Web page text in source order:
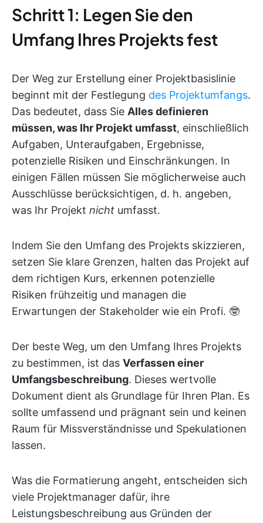
Schritt 1: Legen Sie den
Umfang Ihres Projekts fest
Der Weg zur Erstellung einer Projektbasislinie
beginnt mit der Festlegung des Projektumfangs.
Das bedeutet, dass Sie Alles definieren
müssen, was Ihr Projekt umfasst, einschließlich
Aufgaben, Unteraufgaben, Ergebnisse,
potenzielle Risiken und Einschränkungen. In
einigen Fällen müssen Sie möglicherweise auch
Ausschlüsse berücksichtigen, d. h. angeben,
was Ihr Projekt nicht umfasst.
Indem Sie den Umfang des Projekts skizzieren,
setzen Sie klare Grenzen, halten das Projekt auf
dem richtigen Kurs, erkennen potenzielle
Risiken frühzeitig und managen die
Erwartungen der Stakeholder wie ein Profi. 🤓
Der beste Weg, um den Umfang Ihres Projekts
zu bestimmen, ist das Verfassen einer
Umfangsbeschreibung. Dieses wertvolle
Dokument dient als Grundlage für Ihren Plan. Es
sollte umfassend und prägnant sein und keinen
Raum für Missverständnisse und Spekulationen
lassen.
Was die Formatierung angeht, entscheiden sich
viele Projektmanager dafür, ihre
Leistungsbeschreibung aus Gründen der